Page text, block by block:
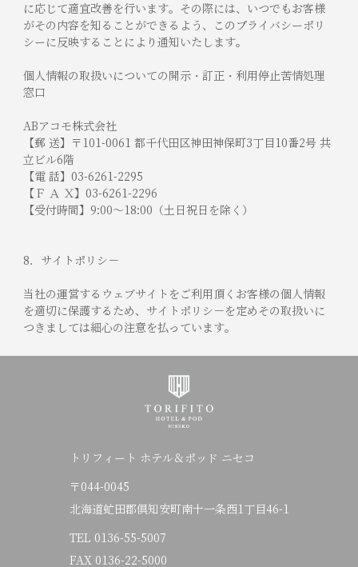
に応じて適宜改善を行います。その際には、いつでもお客様
がその内容を知ることができるよう、このプライバシーポリ
シーに反映することにより通知いたします。
個人情報の取扱いについての開示・訂正・利用停止苦情処理
窓口
ABアコモ株式会社
【郵 送】〒101-0061 都千代田区神田神保町3丁目10番2号 共
立ビル6階
【電 話】03-6261-2295
【Ｆ Ａ Ｘ】03-6261-2296
【受付時間】9:00～18:00（土日祝日を除く）
8．サイトポリシ－
当社の運営するウェブサイトをご利用頂くお客様の個人情報
を適切に保護するため、サイトポリシ－を定めその取扱いに
つきましては細心の注意を払っています。
トリフィート ホテル＆ポッド ニセコ
〒044-0045
北海道虻田郡倶知安町南十一条西1丁目46-1
TEL 0136-55-5007
FAX 0136-22-5000